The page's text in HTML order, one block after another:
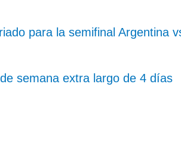
para la semifinal Argentina
semana extra largo de 4 días